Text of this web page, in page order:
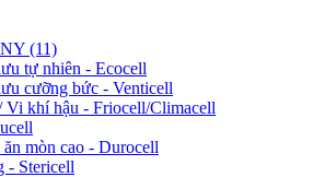
(11)
tự nhiên - Ecocell
cưỡng bức - Venticell
Vi khí hậu - Friocell/Climacell
mòn cao - Durocell
- Stericell